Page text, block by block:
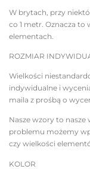
W brytach, przy
co 1 metr. Oznacza to
elementach.
ROZMIAR
Wielkości
indywidualne i
maila z prośbą o
Nasze wzory to nasze
problemu możemy
czy wielkości
KOLOR